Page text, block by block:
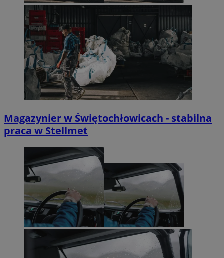
Magazynier w Świętochłowicach - stabilna
praca w Stellmet